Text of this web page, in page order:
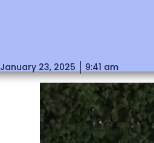
January 23, 2025 9:41 am